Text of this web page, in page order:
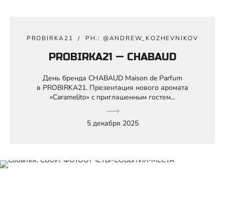
PROBIRKA21 PH.: @ANDREW_KOZHEVNIKOV
PROBIRKA21 — CHABAUD
День бренда CHABAUD Maison de Parfum
в PROBIRKA21. Презентация нового аромата
«Caramelito» c приглашенным гостем...
5 декабря 2025